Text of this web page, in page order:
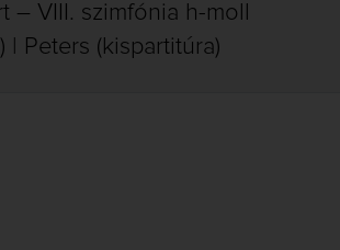
– VIII. szimfónia h-moll
| Peters (kispartitúra)